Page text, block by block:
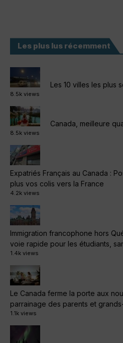
Les plus lus récemment
Les 10 villes les plus
8.5k views
Canada, meilleure
8.5k views
Expatriés Français au Canada :
plus vos colis vers la France
4.2k views
Immigration francophone hors
voie rapide pour les étudiants,
1.4k views
Le Canada ferme la porte aux
parrainage des parents et
1.1k views